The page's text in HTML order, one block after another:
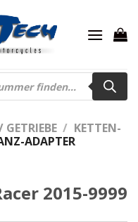
/ KETTEN-
ADAPTER
2015-9999